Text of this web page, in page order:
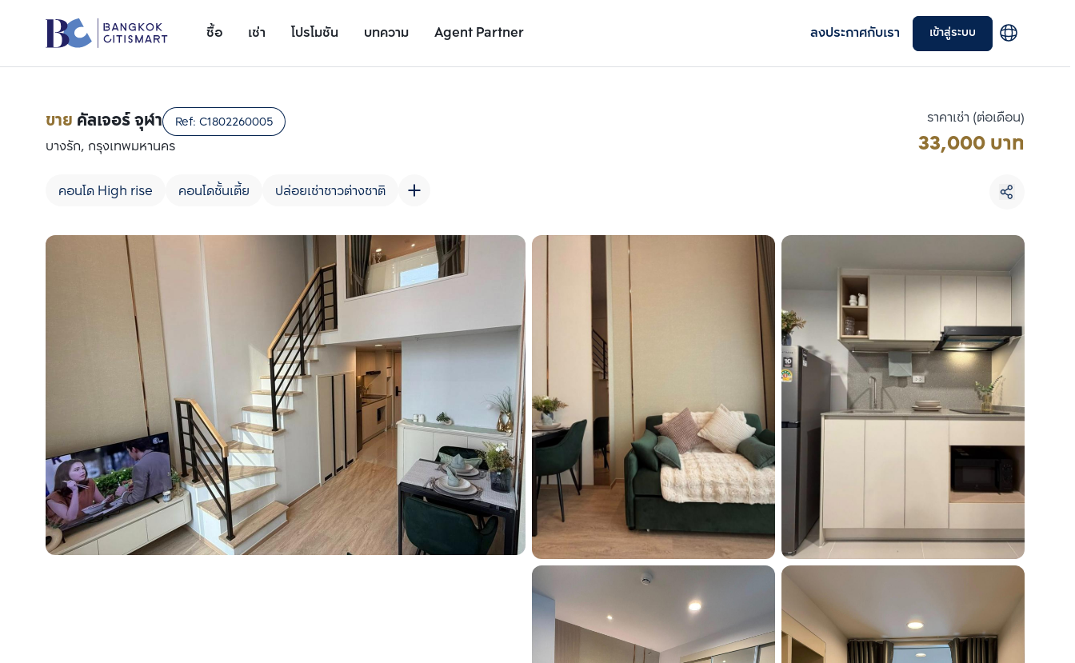
ซื้อ เช่า โปรโมชัน บทความ Agent Partner ลงประกาศกับเรา เข้าสู่ระบบ
รายละเอียดยูนิต
ขาย คัลเจอร์ จุฬา Ref: C1802260005
บางรัก, กรุงเทพมหานคร
คอนโด High rise คอนโดชั้นเตี้ย ปล่อยเช่าชาวต่างชาติ
ราคาเช่า (ต่อเดือน)
33,000 บาท
เพิ่มยูนิตเปรียบเทียบ
รายการที่ 1
เพิ่มยูนิตเปรียบเทียบ
รายการที่ 2
รายการที่ 3
เลือกยูนิตเพื่อเปรียบเทียบ
เลือกได้สูงสุด 3 รายการ
ลบทั้งหมด